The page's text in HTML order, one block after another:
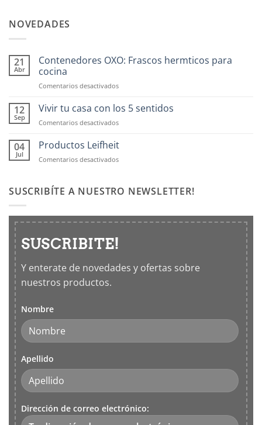
NOVEDADES
21
Abr
Contenedores OXO: Frascos hermticos para
cocina
Comentarios desactivadosen
OXO:
Frascos
hermticos
cocina
12
Sep
Vivir tu casa con los 5 sentidos
Comentarios desactivadosen
tu
casa
con
sentidos
04
Jul
Productos Leifheit
Comentarios desactivadosen
SUSCRIBÍTE A NUESTRO NEWSLETTER!
SUSCRIBITE!
Y enterate de novedades y ofertas sobre
nuestros productos.
Nombre
Apellido
Dirección de correo electrónico: